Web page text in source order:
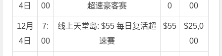
4日
00
超速豪客赛
0
00
12月
4日
7:
00
线上天堂岛: $55 每日复活超
速赛
$55
$25,0
00